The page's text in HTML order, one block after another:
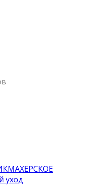
уход